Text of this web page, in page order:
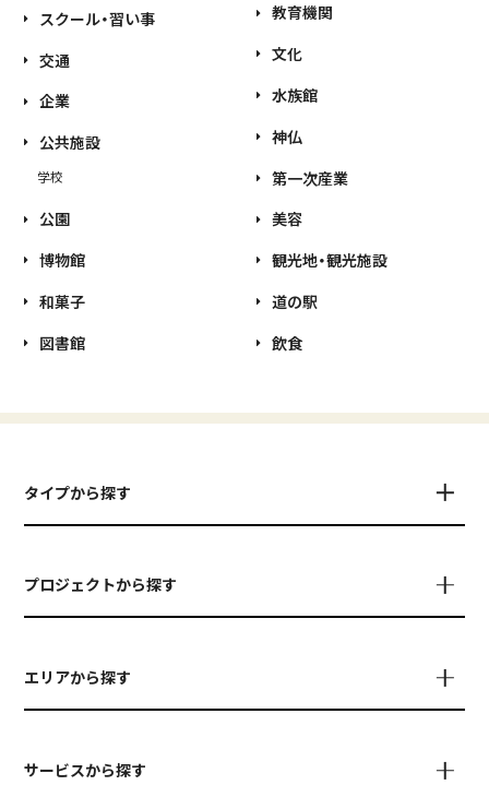
スクール・習い事
交通
企業
公共施設
学校
公園
博物館
和菓子
図書館
教育機関
文化
水族館
神仏
第一次産業
美容
観光地・観光施設
道の駅
飲食
タイプから探す
プロジェクトから探す
エリアから探す
サービスから探す